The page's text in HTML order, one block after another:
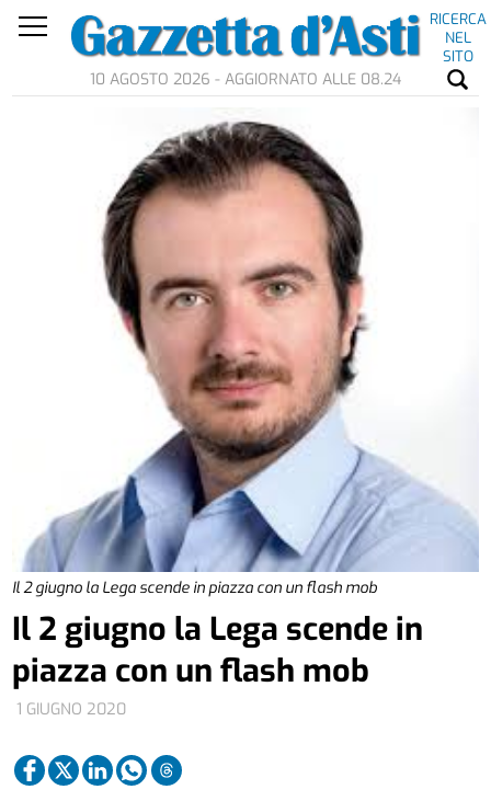
RICERCA
NEL
SITO
10 AGOSTO 2026 - AGGIORNATO ALLE 08.24
Il 2 giugno la Lega scende in piazza con un flash mob
1 GIUGNO 2020
Il 2 giugno la Lega scende in
piazza con un flash mob